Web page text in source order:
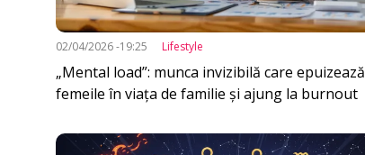
02/04/2026 -19:25 Lifestyle
„Mental load”: munca invizibilă care epuizează
femeile în viața de familie și ajung la burnout
Imagine